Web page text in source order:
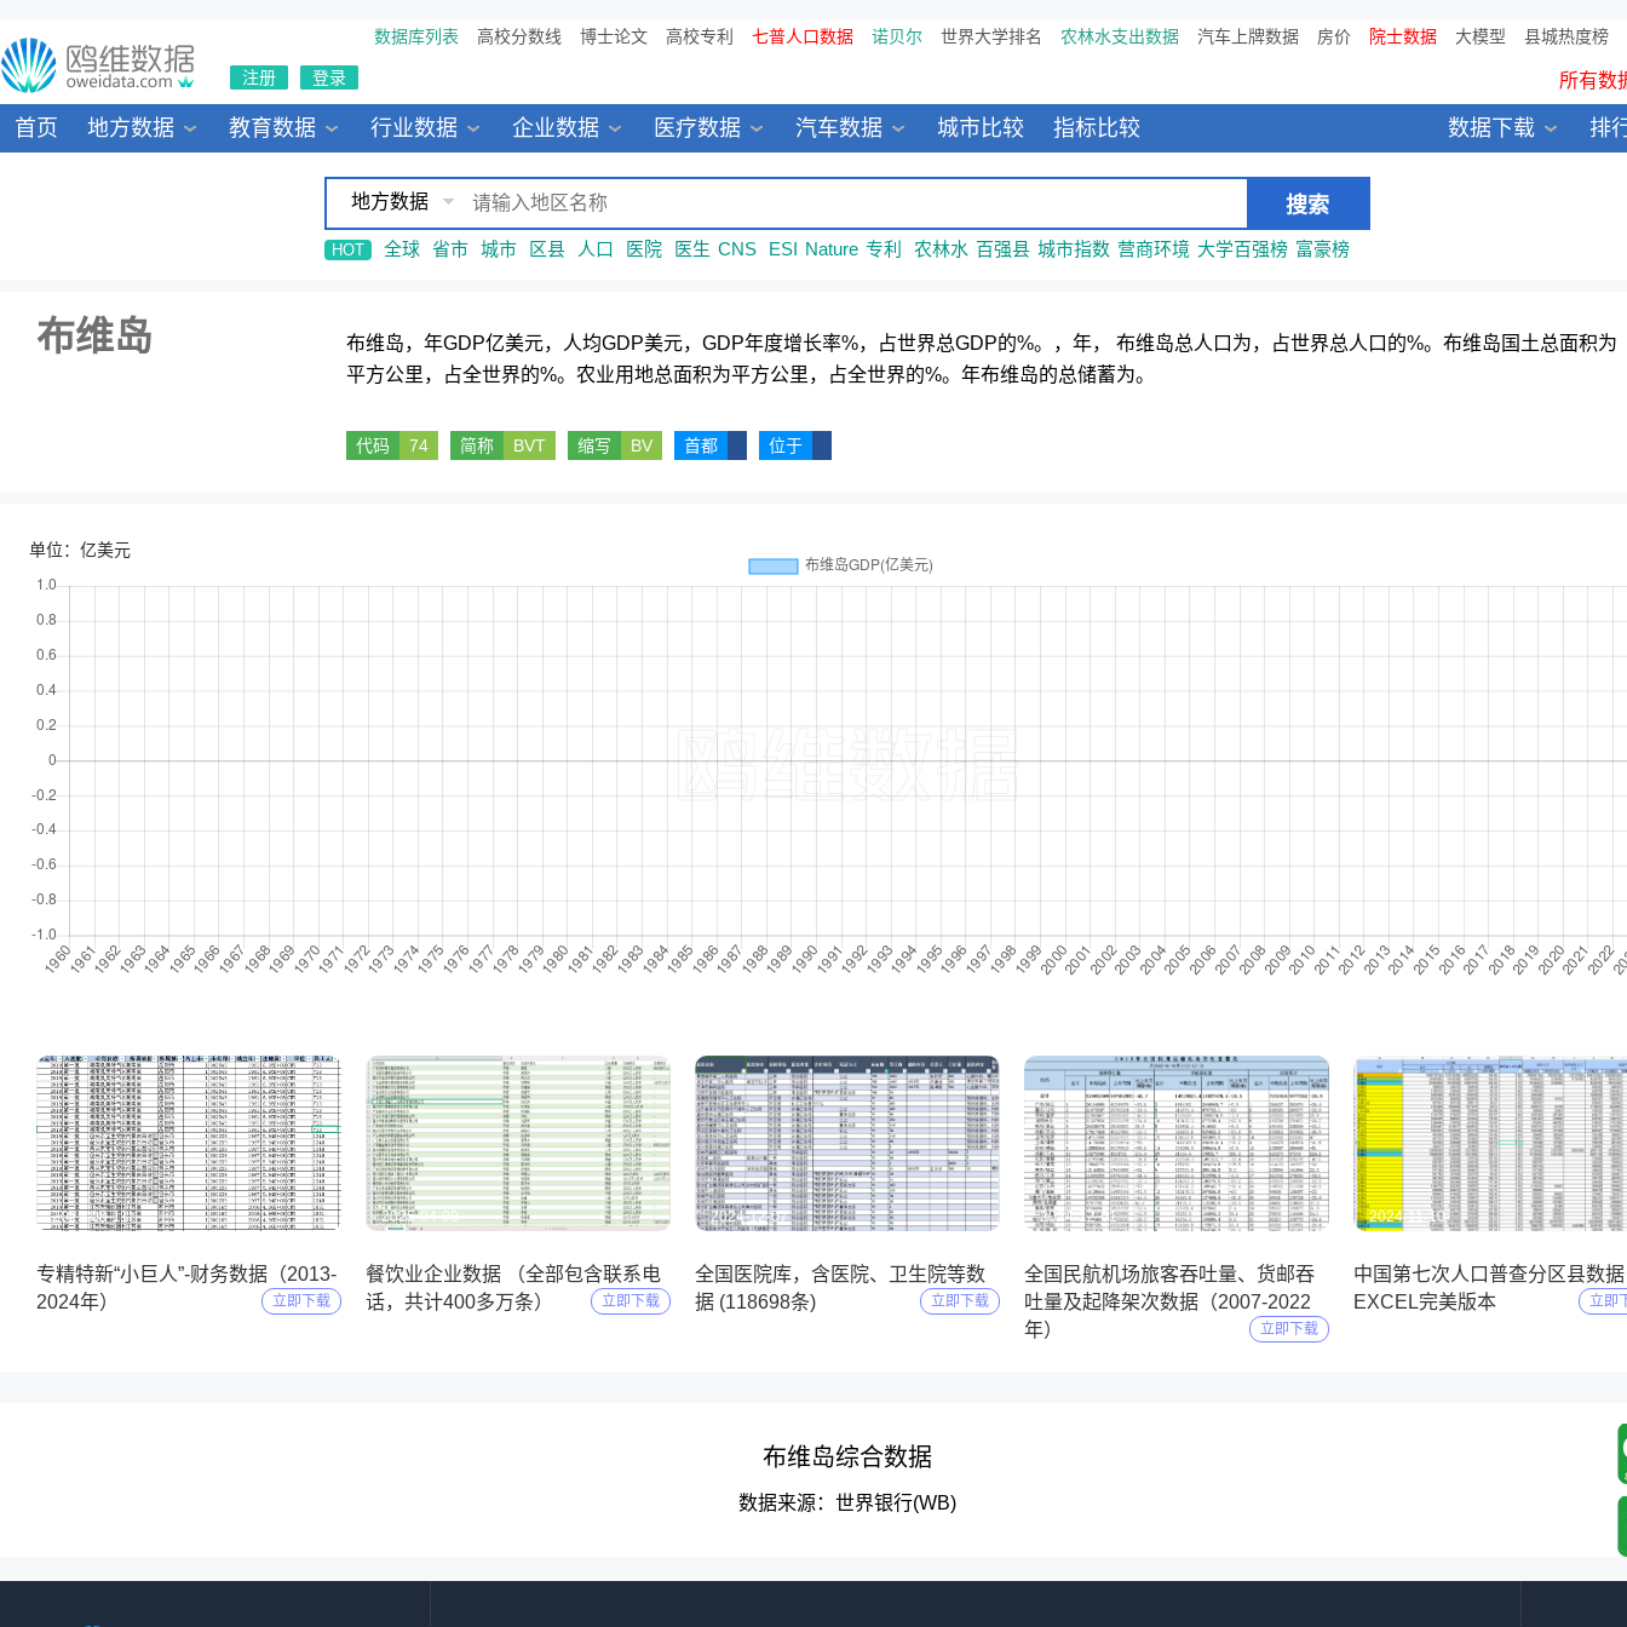
数据库列表 高校分数线 博士论文 高校专利 七普人口数据 诺贝尔 世界大学排名 农林水支出数据 汽车上牌数据 房价 院士数据 大模型 县城热度榜
注册 登录
鸥维数据发布：2024中国大
所有数
全新医院库 包含11万多医疗
首页 地方数据 教育数据 行业数据 企业数据 医疗数据 汽车数据 城市比较 指标比较 排
数据下载
地方数据
HOT 全球 省市 城市 区县 人口 医院 医生 CNS ESI Nature 专利 农林水 百强县 城市指数 营商环境 大学百强榜 富豪榜
布维岛
布维岛，年GDP亿美元，人均GDP美元，GDP年度增长率%，占世界总GDP的%。，年， 布维岛总人口为，占世界总人口的%。布维岛国土总面积为
平方公里，占全世界的%。农业用地总面积为平方公里，占全世界的%。年布维岛的总储蓄为。
代码 74 简称 BVT 缩写 BV 首都 位于
单位：亿美元
2025-05-11
专精特新“小巨人”-财务数据（2013-
2024年）
立即下载
2025-04-09
餐饮业企业数据 （全部包含联系电
话，共计400多万条）
立即下载
2024-12-07
全国医院库，含医院、卫生院等数
据 (118698条)
立即下载
2024-12-01
全国民航机场旅客吞吐量、货邮吞
吐量及起降架次数据（2007-2022
年）
立即下载
2024-11-10
中国第七次人口普查分区县数据
EXCEL完美版本
立即
布维岛综合数据
数据来源：世界银行(WB)